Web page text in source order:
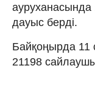
дауыс берді.
Байқоңырда 11
21198 сайлаушы